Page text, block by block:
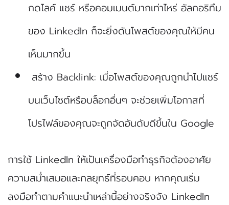
กดไลค์ แชร์ หรือคอมเมนต์มากเท่าไหร่ อัลกอริทึม
ของ LinkedIn ก็จะยิ่งดันโพสต์ของคุณให้มีคน
เห็นมากขึ้น
สร้าง Backlink: เมื่อโพสต์ของคุณถูกนำไปแชร์
บนเว็บไซต์หรือบล็อกอื่นๆ จะช่วยเพิ่มโอกาสที่
โปรไฟล์ของคุณจะถูกจัดอันดับดีขึ้นใน Google
การใช้ LinkedIn ให้เป็นเครื่องมือทำธุรกิจต้องอาศัย
ความสม่ำเสมอและกลยุทธ์ที่รอบคอบ หากคุณเริ่ม
ลงมือทำตามคำแนะนำเหล่านี้อย่างจริงจัง LinkedIn